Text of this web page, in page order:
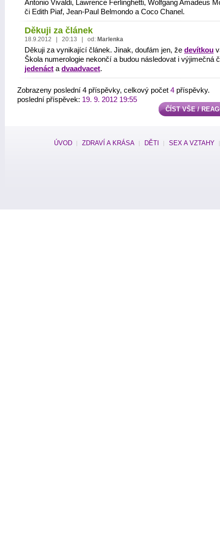
Antonio Vivaldi, Lawrence Ferlinghetti, Wolfgang Amadeus
či Edith Piaf, Jean-Paul Belmondo a Coco Chanel.
Děkuji za článek
18.9.2012 | 20:13 | od: Marlenka
Děkuji za vynikající článek. Jinak, doufám jen, že devítkou
Škola numerologie nekončí a budou následovat i výjimečná
jedenáct a dvaadvacet.
Zobrazeny poslední 4 příspěvky, celkový počet 4 příspěvky.
poslední příspěvek: 19. 9. 2012 19:55
ČÍST VŠE /
ÚVOD ZDRAVÍ A KRÁSA DĚTI SEX A VZTAHY